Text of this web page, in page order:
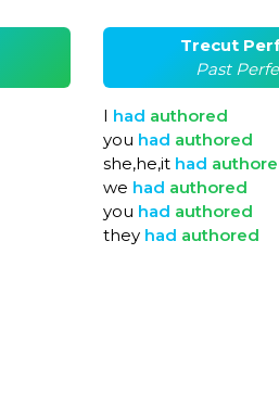
Trecut
Past
I had authored
you had authored
she,he,it had
we had authored
you had authored
they had authored